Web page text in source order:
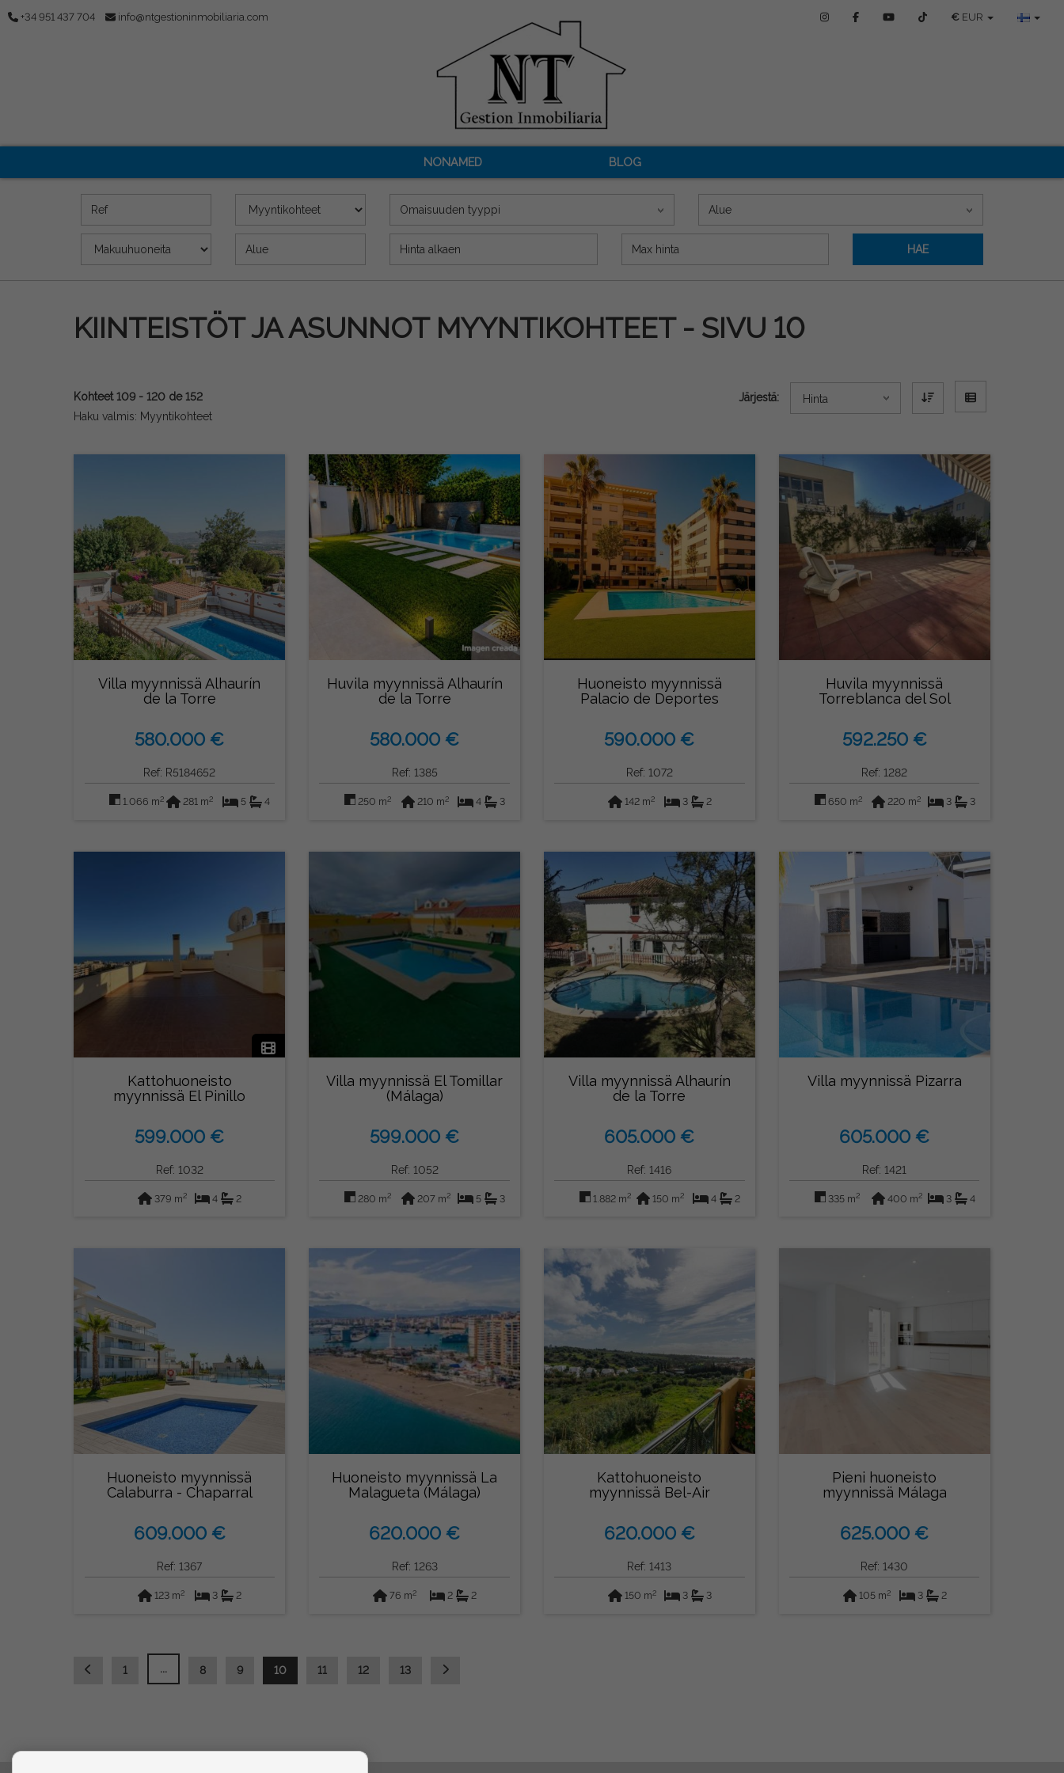
+34 951 437 704 info@ntgestioninmobiliaria.com € EUR
NONAMED BLOG
Ref Kohteet
Omaisuuden tyyppi Alue
Makuuhuoneita Pinta-ala (m2) Precio (€)
HAE
KIINTEISTÖT JA ASUNNOT MYYNTIKOHTEET - SIVU 10
Kohteet 109 - 120 de 152
Haku valmis: Myyntikohteet
Järjestä: Hinta
Villa myynnissä Alhaurín
de la Torre
580.000 €
Ref: R5184652
1.066 m2 281 m2 5 4
Huvila myynnissä Alhaurín
de la Torre
580.000 €
Ref: 1385
250 m2 210 m2 4 3
Huoneisto myynnissä
Palacio de Deportes
590.000 €
Ref: 1072
142 m2 3 2
Huvila myynnissä
Torreblanca del Sol
592.250 €
Ref: 1282
650 m2 220 m2 3 3
Kattohuoneisto
myynnissä El Pinillo
599.000 €
Ref: 1032
379 m2 4 2
Villa myynnissä El Tomillar
(Málaga)
599.000 €
Ref: 1052
280 m2 207 m2 5 3
Villa myynnissä Alhaurín
de la Torre
605.000 €
Ref: 1416
1.882 m2 150 m2 4 2
Villa myynnissä Pizarra
605.000 €
Ref: 1421
335 m2 400 m2 3 4
Huoneisto myynnissä
Calaburra - Chaparral
609.000 €
Ref: 1367
123 m2 3 2
Huoneisto myynnissä La
Malagueta (Málaga)
620.000 €
Ref: 1263
76 m2 2 2
Kattohuoneisto
myynnissä Bel-Air
620.000 €
Ref: 1413
150 m2 3 3
Pieni huoneisto
myynnissä Málaga
625.000 €
Ref: 1430
105 m2 3 2
1 ... 8 9 10 11 12 13